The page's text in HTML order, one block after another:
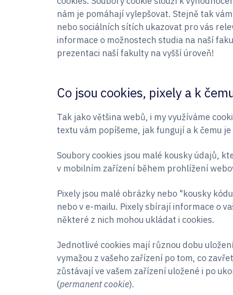
nám je pomáhají vylepšovat. Stejně tak
nebo sociálních sítích ukazovat pro vás
informace o možnostech studia na naší
prezentaci naší fakulty na vyšší úroveň!
Co jsou cookies, pixely a k
Tak jako většina webů, i my využíváme
textu vám popíšeme, jak fungují a k čemu
Soubory cookies jsou malé kousky údajů,
v mobilním zařízení během prohlížení
Pixely jsou malé obrázky nebo "kousky
nebo v e-mailu. Pixely sbírají informace o
některé z nich mohou ukládat i cookies.
Jednotlivé cookies mají různou dobu
vymažou z vašeho zařízení po tom, co
zůstávají ve vašem zařízení uložené i po
(permanent cookie).